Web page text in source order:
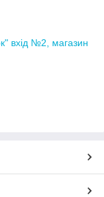
вхід №2, магазин